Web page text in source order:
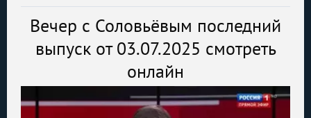
Вечер с Соловьёвым последний
выпуск от 03.07.2025 смотреть
онлайн